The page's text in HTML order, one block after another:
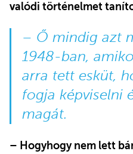
valódi történelmet
– Ő mindig azt
1948-ban,
arra tett esküt,
fogja képviselni
magát.
– Hogyhogy nem lett